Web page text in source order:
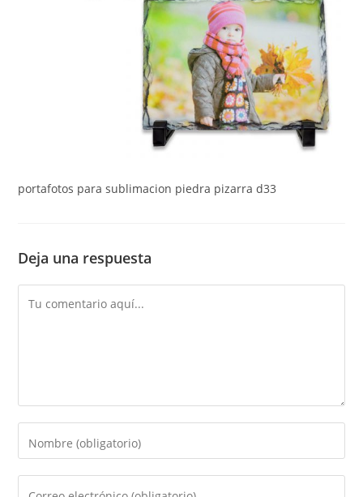
portafotos para sublimacion piedra pizarra d33
Deja una respuesta